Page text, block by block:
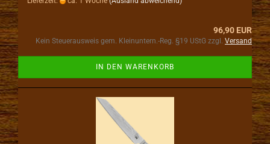
96,90 EUR
Kein Steuerausweis gem. Kleinuntern.-Reg. §19 UStG zzgl. Versand
IN DEN WARENKORB